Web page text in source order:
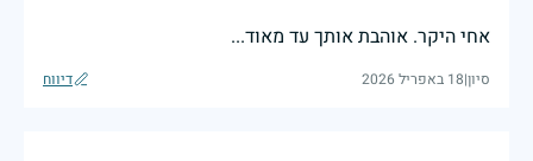
אחי היקר. אוהבת אותך עד מאוד...
סיון|18 באפריל 2026 דיווח